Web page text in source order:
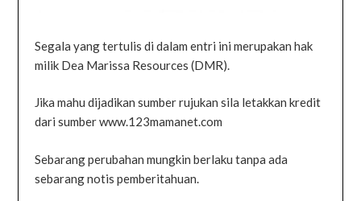
Segala yang tertulis di dalam entri ini merupakan hak
milik Dea Marissa Resources (DMR).
Jika mahu dijadikan sumber rujukan sila letakkan kredit
dari sumber www.123mamanet.com
Sebarang perubahan mungkin berlaku tanpa ada
sebarang notis pemberitahuan.